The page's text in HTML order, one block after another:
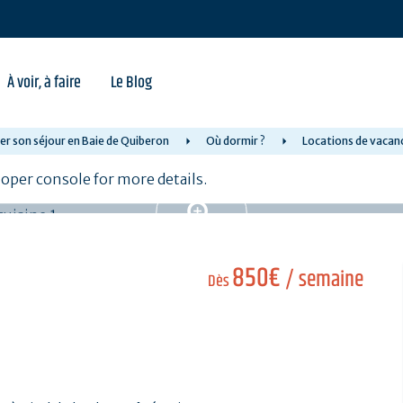
À voir, à faire Le Blog
son séjour en Baie de Quiberon Où dormir ? Locations de
console for more details.
Dès850€/ semaine